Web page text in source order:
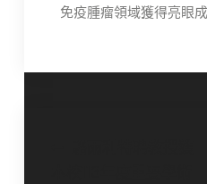
免疫腫瘤領域獲得亮眼